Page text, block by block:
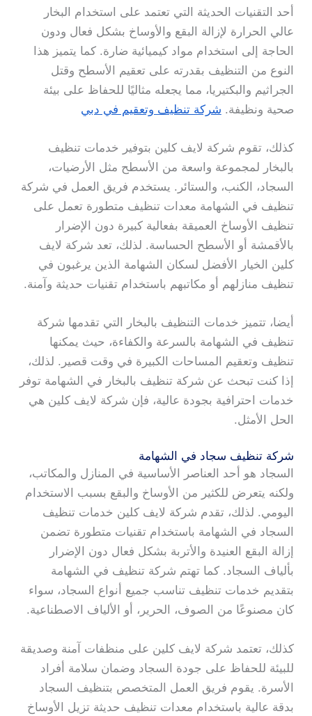
أحد التقنيات الحديثة التي تعتمد على استخدام البخار
عالي الحرارة لإزالة البقع والأوساخ بشكل فعال ودون
الحاجة إلى استخدام مواد كيميائية ضارة. كما يتميز هذا
النوع من التنظيف بقدرته على تعقيم الأسطح وقتل
الجراثيم والبكتيريا، مما يجعله مثاليًا للحفاظ على بيئة
صحية ونظيفة. شركة تنظيف وتعقيم في دبي
كذلك، تقوم شركة لايف كلين بتوفير خدمات تنظيف
بالبخار لمجموعة واسعة من الأسطح مثل الأرضيات،
السجاد، الكنب، والستائر. يستخدم فريق العمل في شركة
تنظيف في الشهامة معدات تنظيف متطورة تعمل على
تنظيف الأوساخ العميقة بفعالية كبيرة دون الإضرار
بالأقمشة أو الأسطح الحساسة. لذلك، تعد شركة لايف
كلين الخيار الأفضل لسكان الشهامة الذين يرغبون في
تنظيف منازلهم أو مكاتبهم باستخدام تقنيات حديثة وآمنة.
أيضا، تتميز خدمات التنظيف بالبخار التي تقدمها شركة
تنظيف في الشهامة بالسرعة والكفاءة، حيث يمكنها
تنظيف وتعقيم المساحات الكبيرة في وقت قصير. لذلك،
إذا كنت تبحث عن شركة تنظيف بالبخار في الشهامة توفر
خدمات احترافية بجودة عالية، فإن شركة لايف كلين هي
الحل الأمثل.
شركة تنظيف سجاد في الشهامة
السجاد هو أحد العناصر الأساسية في المنازل والمكاتب،
ولكنه يتعرض للكثير من الأوساخ والبقع بسبب الاستخدام
اليومي. لذلك، تقدم شركة لايف كلين خدمات تنظيف
السجاد في الشهامة باستخدام تقنيات متطورة تضمن
إزالة البقع العنيدة والأتربة بشكل فعال دون الإضرار
بألياف السجاد. كما تهتم شركة تنظيف في الشهامة
بتقديم خدمات تنظيف تناسب جميع أنواع السجاد، سواء
كان مصنوعًا من الصوف، الحرير، أو الألياف الاصطناعية.
كذلك، تعتمد شركة لايف كلين على منظفات آمنة وصديقة
للبيئة للحفاظ على جودة السجاد وضمان سلامة أفراد
الأسرة. يقوم فريق العمل المتخصص بتنظيف السجاد
بدقة عالية باستخدام معدات تنظيف حديثة تزيل الأوساخ